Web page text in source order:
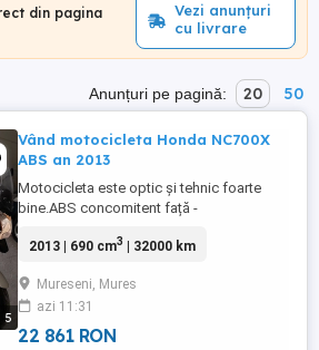
din pagina
Vezi anunțuri
cu livrare
Anunțuri pe pagină: 20 50
5
Vând motocicleta Honda NC700X
ABS an 2013
Motocicleta este optic și tehnic foarte
bine.ABS concomitent față -
led.Anvelope 98%.Furca
plăcuțe frane,ulei și filtru ulei și aer,lichidul
de frână schimbat,manete baracuda.Se
acordă fiscal pe loc,nu necesită nici o
2013 | 690 cm3 | 32000 km
Mureseni, Mures
azi 11:31
22 861 RON